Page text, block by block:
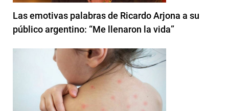
Las emotivas palabras de Ricardo Arjona a su
público argentino: “Me llenaron la vida”